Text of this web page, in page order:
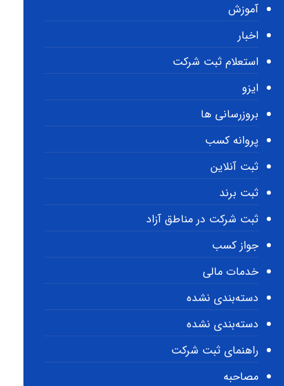
آموزش
اخبار
استعلام ثبت شرکت
ایزو
بروزرسانی ها
پروانه کسب
ثبت آنلاین
ثبت برند
ثبت شرکت در مناطق آزاد
جواز کسب
خدمات مالی
دسته‌بندی نشده
دسته‌بندی نشده
راهنمای ثبت شرکت
مصاحبه